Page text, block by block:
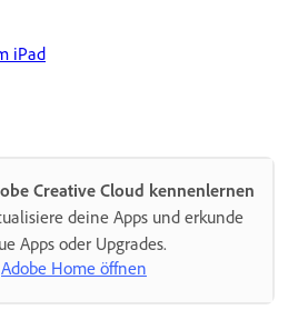
iPad
Creative Cloud kennenlernen
deine Apps und erkunde
Apps oder Upgrades.
Adobe Home öffnen